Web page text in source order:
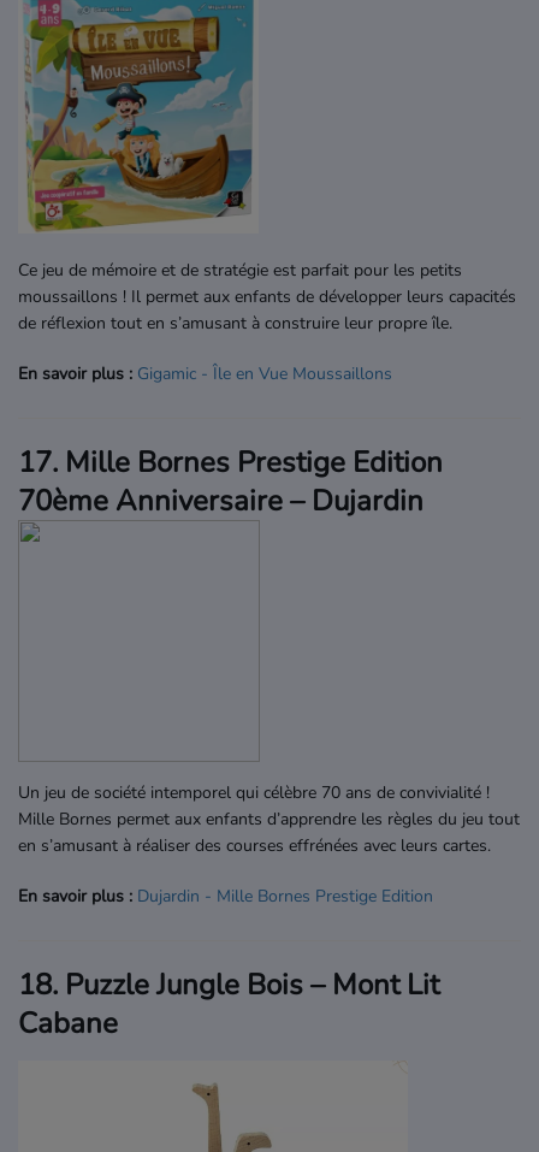
Ce jeu de mémoire et de stratégie est parfait pour les petits
moussaillons ! Il permet aux enfants de développer leurs capacités
de réflexion tout en s’amusant à construire leur propre île.
En savoir plus : Gigamic - Île en Vue Moussaillons
17. Mille Bornes Prestige Edition
70ème Anniversaire – Dujardin
Un jeu de société intemporel qui célèbre 70 ans de convivialité !
Mille Bornes permet aux enfants d’apprendre les règles du jeu tout
en s’amusant à réaliser des courses effrénées avec leurs cartes.
En savoir plus : Dujardin - Mille Bornes Prestige Edition
18. Puzzle Jungle Bois – Mont Lit
Cabane